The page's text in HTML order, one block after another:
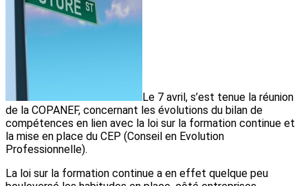
Le 7 avril, s’est tenue la réunion
de la COPANEF, concernant les évolutions du bilan de
compétences en lien avec la loi sur la formation continue et
la mise en place du CEP (Conseil en Evolution
Professionnelle).
La loi sur la formation continue a en effet quelque peu